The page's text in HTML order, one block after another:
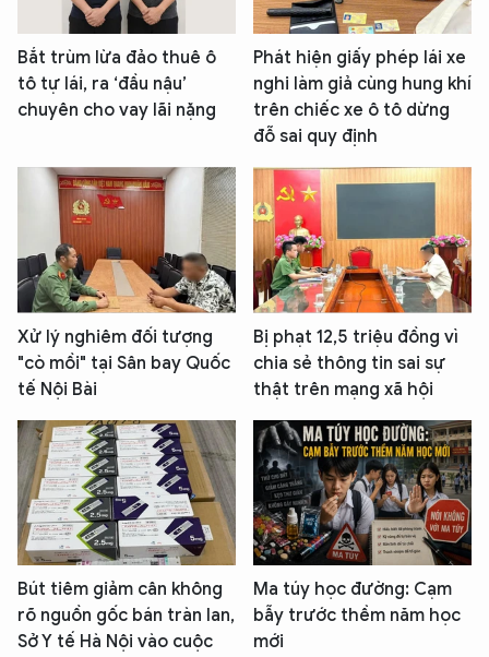
Bắt trùm lừa đảo thuê ô
tô tự lái, ra ‘đầu nậu’
chuyên cho vay lãi nặng
Phát hiện giấy phép lái xe
nghi làm giả cùng hung khí
trên chiếc xe ô tô dừng
đỗ sai quy định
Xử lý nghiêm đối tượng
"cò mồi" tại Sân bay Quốc
tế Nội Bài
Bị phạt 12,5 triệu đồng vì
chia sẻ thông tin sai sự
thật trên mạng xã hội
Bút tiêm giảm cân không
rõ nguồn gốc bán tràn lan,
Sở Y tế Hà Nội vào cuộc
Ma túy học đường: Cạm
bẫy trước thềm năm học
mới